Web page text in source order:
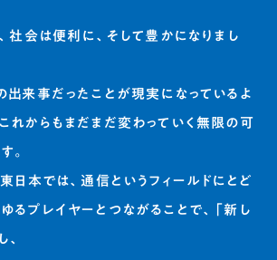
社会は便利に、そして豊かになりまし
来事だったことが現実になっているよ
れからもまだまだ変わっていく無限の可
。
日本では、通信というフィールドにとど
るプレイヤーとつながることで、「新し
、